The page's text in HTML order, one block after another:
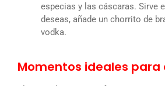
especias y las cáscaras. Sirve
deseas, añade un chorrito de
vodka.
Momentos ideales